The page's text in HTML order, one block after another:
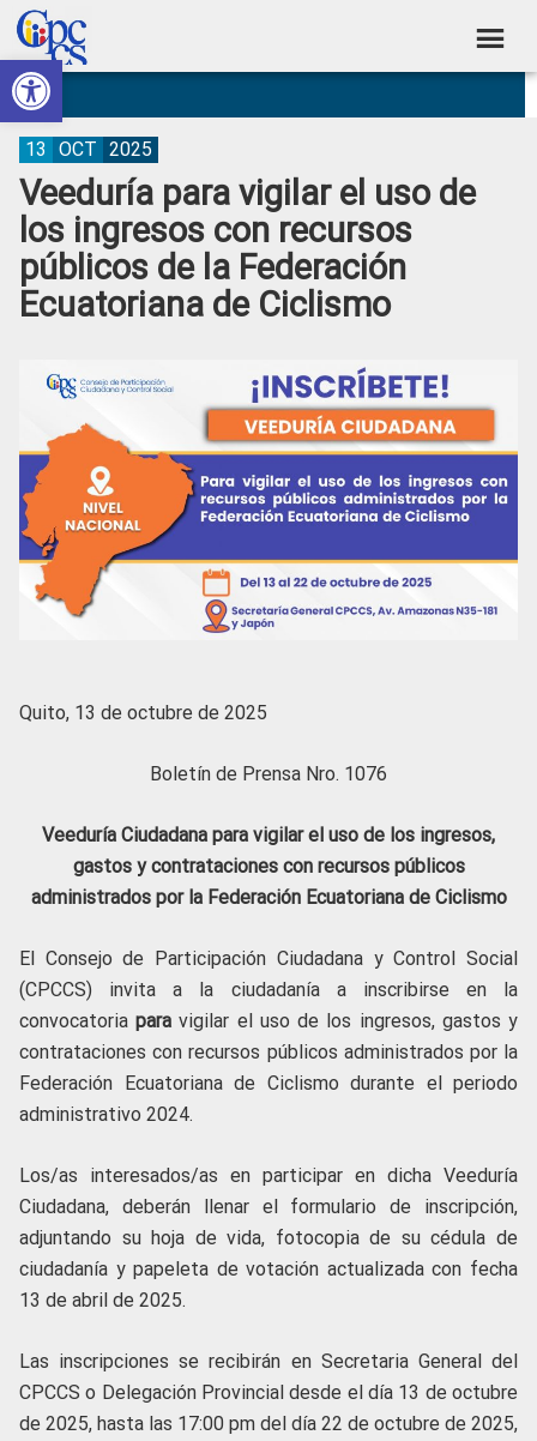
Abrir barra de herramientas
Skip
to
primary
navigation
Skip
to
main
content
Skip
to
primary
sidebar
Skip
to
footer
Consejo
de
Participación
Ciudadana
Control
Social
Construyendo
Poder
Ciudadano
Veeduría para vigilar el uso de
los ingresos con recursos
públicos de la Federación
Ecuatoriana de Ciclismo
13 OCT 2025
Quito, 13 de octubre de 2025
Boletín de Prensa Nro. 1076
Veeduría Ciudadana para vigilar el uso de los ingresos,
gastos y contrataciones con recursos públicos
administrados por la Federación Ecuatoriana de Ciclismo
El Consejo de Participación Ciudadana y Control Social
(CPCCS) invita a la ciudadanía a inscribirse en la
convocatoriaparavigilar el uso de los ingresos, gastos y
contrataciones con recursos públicos administrados por la
Federación Ecuatoriana de Ciclismo durante el periodo
administrativo 2024.
Los/as interesados/as en participar en dicha Veeduría
Ciudadana, deberán llenar el formulario de inscripción,
adjuntando su hoja de vida, fotocopia de su cédula de
ciudadanía y papeleta de votación actualizada con fecha
13 de abril de 2025.
Las inscripciones se recibirán en Secretaria General del
CPCCS o Delegación Provincial desde el día 13 de octubre
de 2025, hasta las 17:00 pm del día 22 de octubre de 2025,